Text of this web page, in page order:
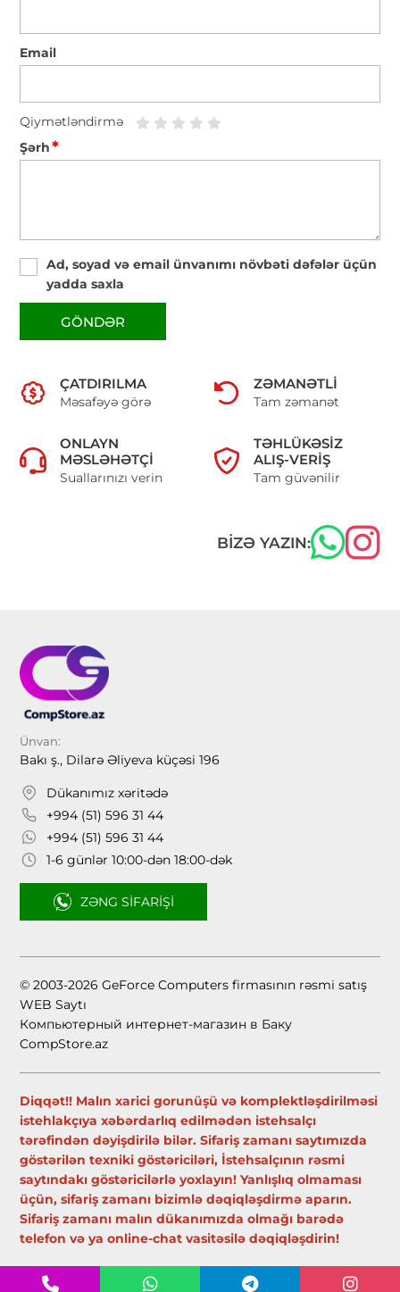
Email
Qiymətləndirmə
Şərh*
Ad, soyad və email ünvanımı növbəti dəfələr üçün
yadda saxla
GÖNDƏR
ÇATDIRILMA
Məsafəyə görə
ZƏMANƏTLI
Tam zəmanət
ONLAYN
MƏSLƏHƏTÇI
Suallarınızı verin
TƏHLÜKƏSIZ
ALIŞ-VERIŞ
Tam güvənilir
BIZƏ YAZIN:
Ünvan:
Bakı ş., Dilarə Əliyeva küçəsi 196
Dükanımız xəritədə
+994 (51) 596 31 44
+994 (51) 596 31 44
1-6 günlər 10:00-dən 18:00-dək
ZƏNG SIFARIŞI
© 2003-2026 GeForce Computers firmasının rəsmi satış
WEB Saytı
Компьютерный интернет-магазин в Баку
CompStore.az
Diqqət!! Malın xarici gorunüşü və komplektləşdirilməsi
istehlakçıya xəbərdarlıq edilmədən istehsalçı
tərəfindən dəyişdirilə bilər. Sifariş zamanı saytımızda
göstərilən texniki göstəriciləri, İstehsalçının rəsmi
saytındakı göstəricilərlə yoxlayın! Yanlışlıq olmaması
üçün, sifariş zamanı bizimlə dəqiqləşdirmə aparın.
Sifariş zamanı malın dükanımızda olmağı barədə
telefon və ya online-chat vasitəsilə dəqiqləşdirin!